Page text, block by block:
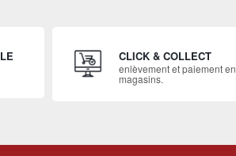
CLICK & COLLECT
enlèvement et paiement en
magasins.